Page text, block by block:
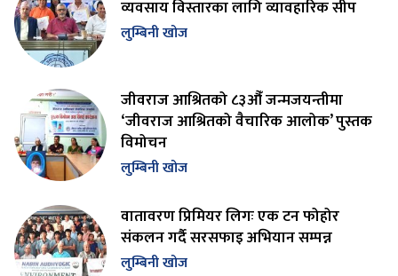
व्यवसाय विस्तारका लागि व्यावहारिक सीप
लुम्बिनी खोज
जीवराज आश्रितको ८३औँ जन्मजयन्तीमा
‘जीवराज आश्रितको वैचारिक आलोक’ पुस्तक
विमोचन
लुम्बिनी खोज
वातावरण प्रिमियर लिगः एक टन फोहोर
संकलन गर्दै सरसफाइ अभियान सम्पन्न
लुम्बिनी खोज